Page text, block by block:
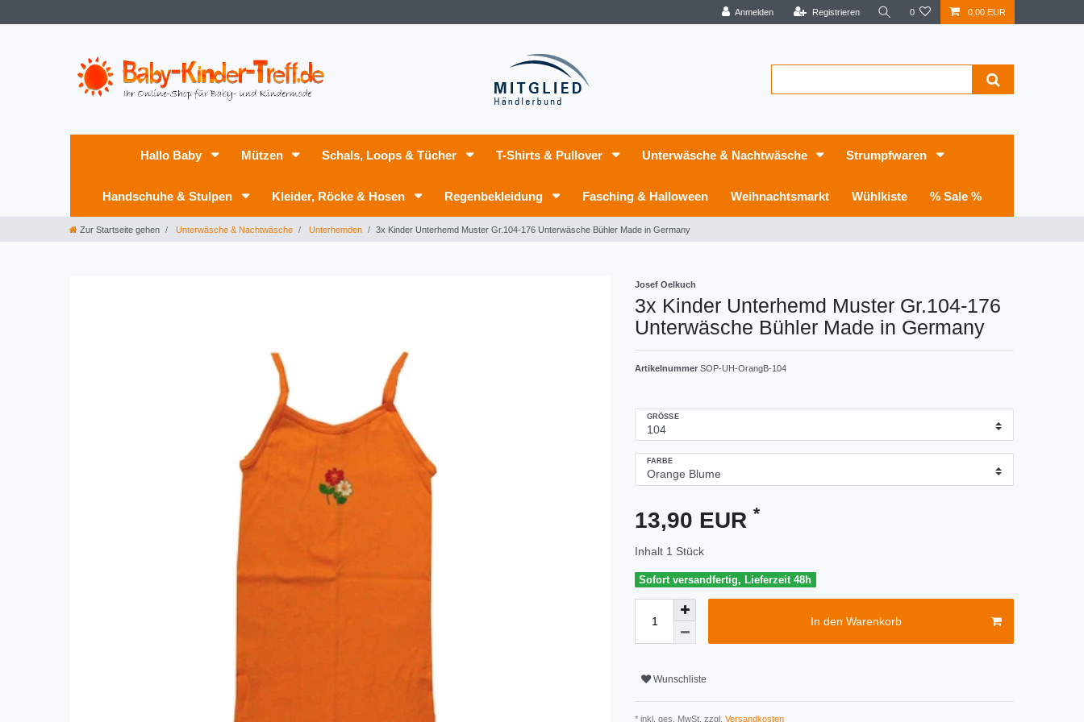
Anmelden Registrieren 0 0,00 EUR
Hallo Baby Mützen Schals, Loops & Tücher T-Shirts & Pullover Unterwäsche & Nachtwäsche Strumpfwaren
Handschuhe & Stulpen Kleider, Röcke & Hosen Regenbekleidung Fasching & Halloween Weihnachtsmarkt Wühlkiste % Sale %
Zur Startseite gehen Unterwäsche & Nachtwäsche Unterhemden 3x Kinder Unterhemd Muster Gr.104-176 Unterwäsche Bühler Made in Germany
Josef Oelkuch
3x Kinder Unterhemd Muster Gr.104-176
Unterwäsche Bühler Made in Germany
Artikelnummer SOP-UH-OrangB-104
GRÖSSE
FARBE
13,90 EUR *
Inhalt 1 Stück
Sofort versandfertig, Lieferzeit 48h
In den Warenkorb
Wunschliste
* inkl. ges. MwSt. zzgl. Versandkosten